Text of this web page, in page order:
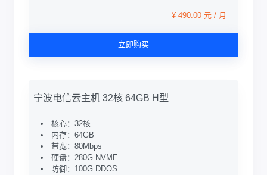
¥ 490.00 元 / 月
立即购买
宁波电信云主机 32核 64GB H型
核心：32核
内存：64GB
带宽：80Mbps
硬盘：280G NVME
防御：100G DDOS